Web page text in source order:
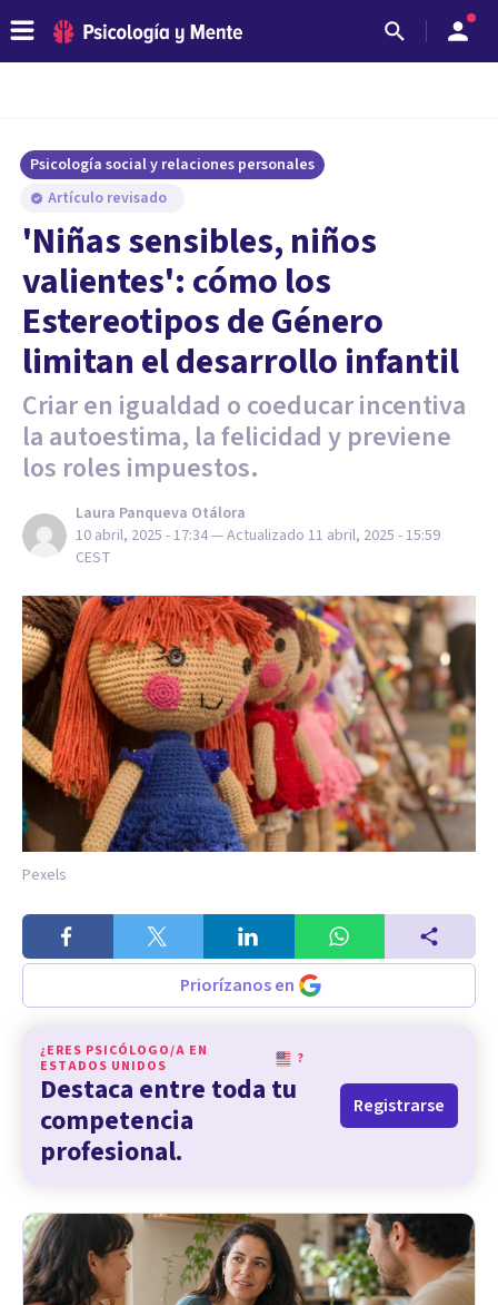
Psicología social y relaciones personales
Artículo revisado
'Niñas sensibles, niños
valientes': cómo los
Estereotipos de Género
limitan el desarrollo infantil
Criar en igualdad o coeducar incentiva
la autoestima, la felicidad y previene
los roles impuestos.
Laura Panqueva Otálora
10 abril, 2025 - 17:34— Actualizado 11 abril, 2025 - 15:59
CEST
Pexels
Priorízanos en
¿ERES PSICÓLOGO/A EN
ESTADOS UNIDOS
?
Destaca entre toda tu
competencia
profesional.
Registrarse